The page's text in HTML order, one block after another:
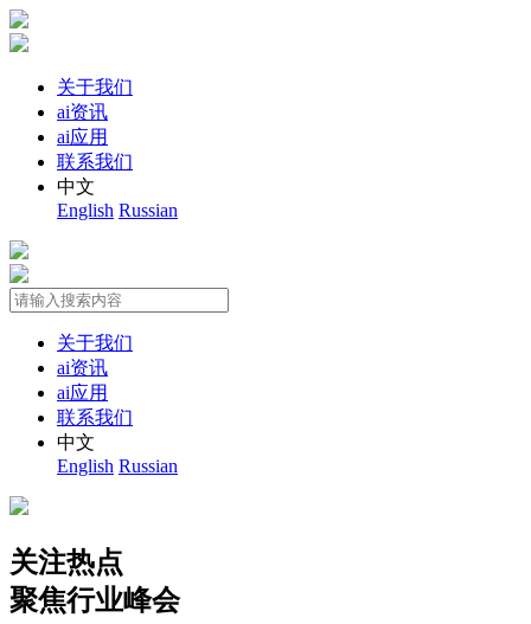
关于我们
ai资讯
ai应用
联系我们
中文
English Russian
关于我们
ai资讯
ai应用
联系我们
中文
English Russian
关注热点
聚焦行业峰会